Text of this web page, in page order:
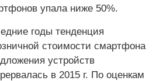
упала ниже 50%.
годы тенденция
стоимости смартфона
устройств
в 2015 г. По оценкам